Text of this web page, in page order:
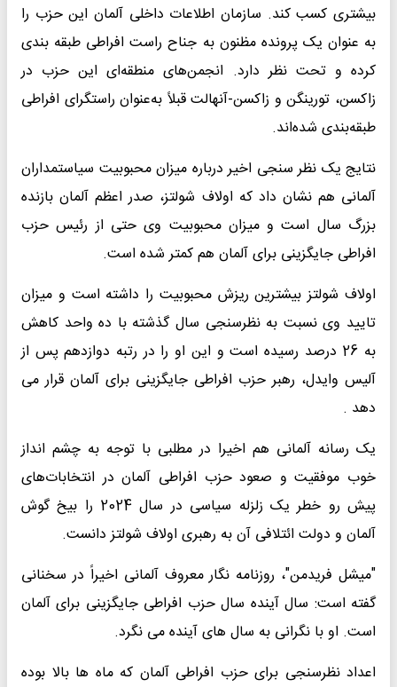
بیشتری کسب کند. سازمان اطلاعات داخلی آلمان این حزب را
به عنوان یک پرونده مظنون به جناح راست افراطی طبقه بندی
کرده و تحت نظر دارد. انجمن‌های منطقه‌ای این حزب در
زاکسن، تورینگن و زاکسن-آنهالت قبلاً به‌عنوان راستگرای افراطی
طبقه‌بندی شده‌اند.
نتایج یک نظر سنجی اخیر درباره میزان محبوبیت سیاستمداران
آلمانی هم نشان داد که اولاف شولتز، صدر اعظم آلمان بازنده
بزرگ سال است و میزان محبوبیت وی حتی از رئیس حزب
افراطی جایگزینی برای آلمان هم کمتر شده است.
اولاف شولتز بیشترین ریزش محبوبیت را داشته است و میزان
تایید وی نسبت به نظرسنجی سال گذشته با ده واحد کاهش
به 26 درصد رسیده است و این او را در رتبه دوازدهم پس از
آلیس وایدل، رهبر حزب افراطی جایگزینی برای آلمان قرار می
دهد .
یک رسانه آلمانی هم اخیرا در مطلبی با توجه به چشم انداز
خوب موفقیت و صعود حزب افراطی آلمان در انتخابات‌های
پیش رو خطر یک زلزله سیاسی در سال 2024 را بیخ گوش
آلمان و دولت ائتلافی آن به رهبری اولاف شولتز دانست.
"میشل فریدمن"، روزنامه نگار معروف آلمانی اخیراً در سخنانی
گفته است: سال آینده سال حزب افراطی جایگزینی برای آلمان
است. او با نگرانی به سال های آینده می نگرد.
اعداد نظرسنجی برای حزب افراطی آلمان که ماه ها بالا بوده